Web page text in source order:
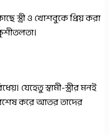
স্ত্রী ও খোশবুকে প্রিয় করা
যেহেতু স্বামী-স্ত্রীর মনই
করে আতর তাদের